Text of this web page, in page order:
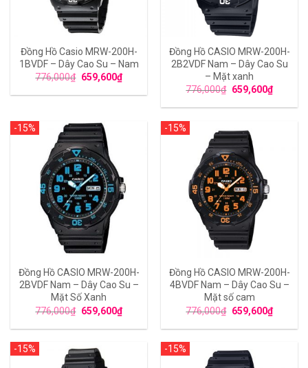
Đồng Hồ Casio MRW-200H-
1BVDF – Dây Cao Su – Nam
776,000₫ 659,600₫
Đồng Hồ CASIO MRW-200H-
2B2VDF Nam – Dây Cao Su
– Mặt xanh
776,000₫ 659,600₫
-15%
Đồng Hồ CASIO MRW-200H-
2BVDF Nam – Dây Cao Su –
Mặt Số Xanh
776,000₫ 659,600₫
-15%
Đồng Hồ CASIO MRW-200H-
4BVDF Nam – Dây Cao Su –
Mặt số cam
776,000₫ 659,600₫
-15% -15%